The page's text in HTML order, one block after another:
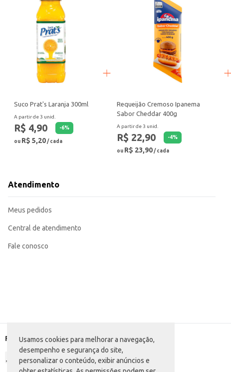
Usamos cookies para melhorar a navegação,
desempenho e segurança do site,
personalizar o conteúdo, exibir anúncios e
Suco Prat's Laranja 300ml
A partir de 3 unid.
R$ 4,90 -6%
ou R$ 5,20 / cada
Requeijão Cremoso Ipanema
Sabor Cheddar 400g
A partir de 3 unid.
R$ 22,90 -4%
ou R$ 23,90/ cada
Atendimento
Meus pedidos
Central de atendimento
Fale conosco
Formas de pagamento